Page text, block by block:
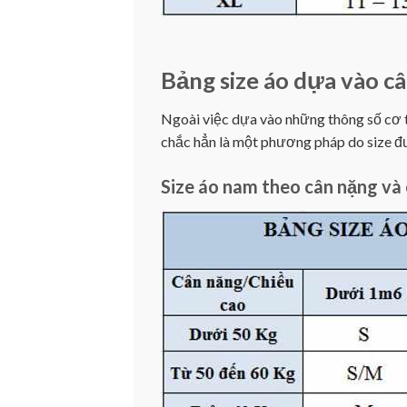
Bảng size áo dựa vào
Ngoài việc dựa vào những thông số cơ
chắc hẳn là một phương pháp do size
Size áo nam theo cân nặng và